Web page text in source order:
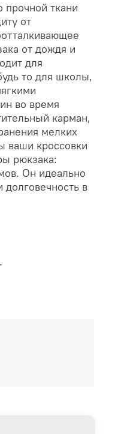
прочной ткани
от
от дождя и
для
то для школы,
во время
карман,
мелких
ваши кроссовки
рюкзака:
Он идеально
долговечность в